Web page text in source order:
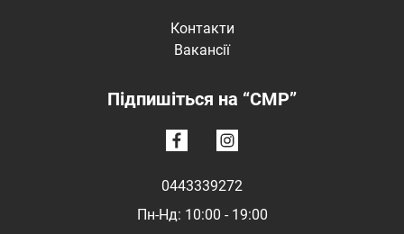
Контакти
Вакансії
Підпишіться на “CMP”
0443339272
Пн-Нд: 10:00 - 19:00